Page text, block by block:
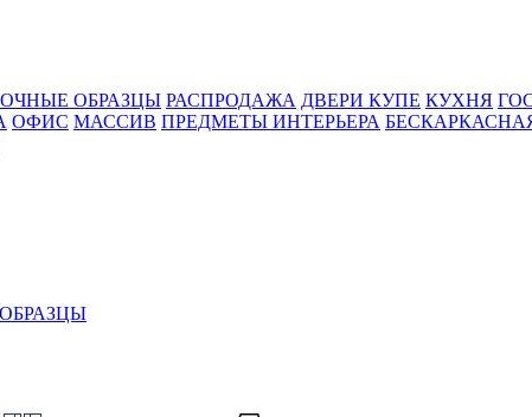
ОБРАЗЦЫ РАСПРОДАЖА ДВЕРИ КУПЕ КУХНЯ
ОФИС МАССИВ ПРЕДМЕТЫ ИНТЕРЬЕРА